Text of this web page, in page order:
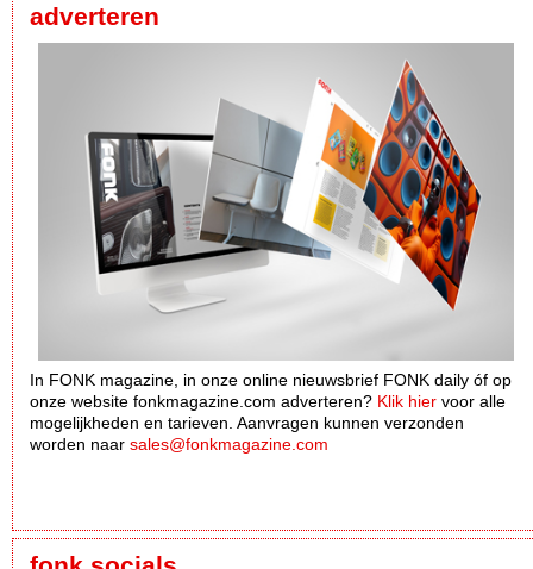
adverteren
In FONK magazine, in onze online nieuwsbrief FONK daily óf op
onze website fonkmagazine.com adverteren? Klik hier voor alle
mogelijkheden en tarieven. Aanvragen kunnen verzonden
worden naar sales@fonkmagazine.com